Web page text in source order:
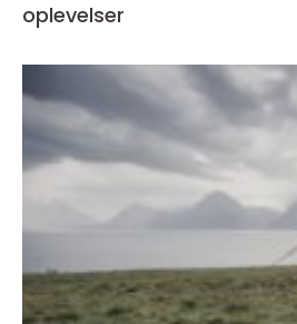
oplevelser